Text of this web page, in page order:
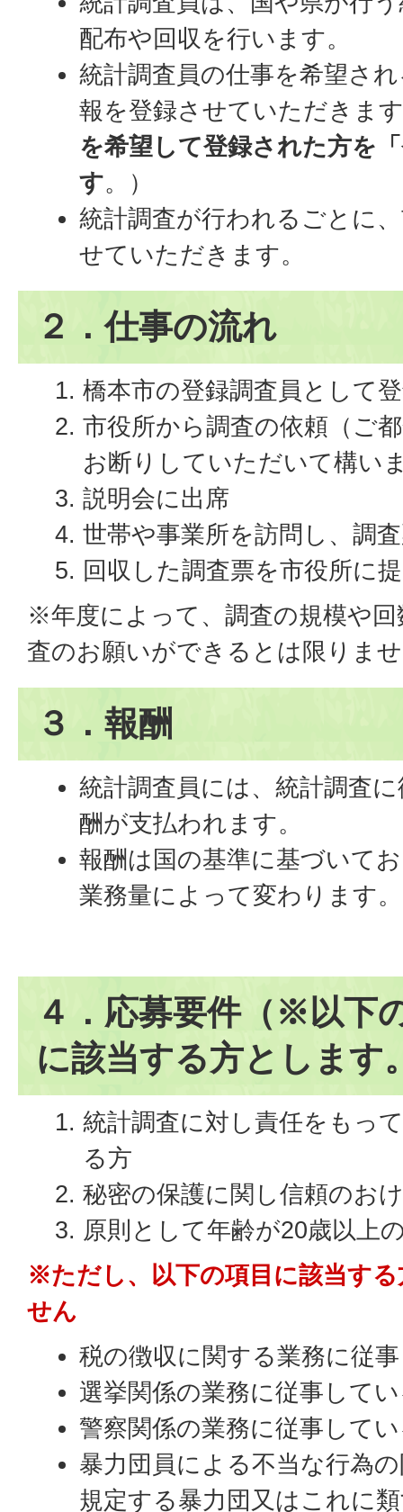
配布や回収を行います。
統計調査員の仕事を希望さ
報を登録させていただきま
を希望して登録された方を
す。）
統計調査が行われるごとに
せていただきます。
２．仕事の流れ
橋本市の登録調査員として
市役所から調査の依頼（ご
お断りしていただいて構い
説明会に出席
世帯や事業所を訪問し、調
回収した調査票を市役所に
※年度によって、調査の規模や
査のお願いができるとは限りま
３．報酬
統計調査員には、統計調査
酬が支払われます。
報酬は国の基準に基づいて
業務量によって変わりま
４．応募要件（※以下
に該当する方とします
統計調査に対し責任をもっ
る方
秘密の保護に関し信頼のお
原則として年齢が20歳以上
※ただし、以下の項目に該当す
せん
税の徴収に関する業務に従
選挙関係の業務に従事して
警察関係の業務に従事して
暴力団員による不当な行為
規定する暴力団又はこれに